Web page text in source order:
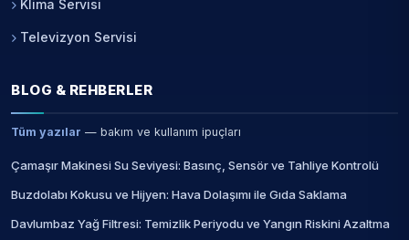
Klima Servisi
Televizyon Servisi
BLOG & REHBERLER
Tüm yazılar — bakım ve kullanım ipuçları
Çamaşır Makinesi Su Seviyesi: Basınç, Sensör ve Tahliye Kontrolü
Buzdolabı Kokusu ve Hijyen: Hava Dolaşımı ile Gıda Saklama
Davlumbaz Yağ Filtresi: Temizlik Periyodu ve Yangın Riskini Azaltma